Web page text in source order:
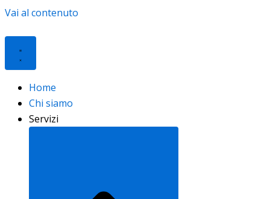
Vai al contenuto
Home
Chi siamo
Servizi